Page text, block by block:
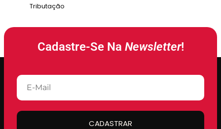
Tributação
Cadastre-Se Na Newsletter!
CADASTRAR